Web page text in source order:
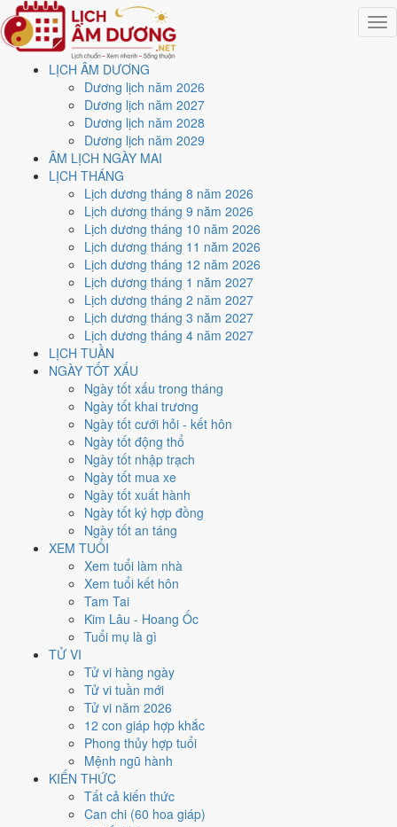
LỊCH ÂM DƯƠNG
Dương lịch năm 2026
Dương lịch năm 2027
Dương lịch năm 2028
Dương lịch năm 2029
ÂM LỊCH NGÀY MAI
LỊCH THÁNG
Lịch dương tháng 8 năm 2026
Lịch dương tháng 9 năm 2026
Lịch dương tháng 10 năm 2026
Lịch dương tháng 11 năm 2026
Lịch dương tháng 12 năm 2026
Lịch dương tháng 1 năm 2027
Lịch dương tháng 2 năm 2027
Lịch dương tháng 3 năm 2027
Lịch dương tháng 4 năm 2027
LỊCH TUẦN
NGÀY TỐT XẤU
Ngày tốt xấu trong tháng
Ngày tốt khai trương
Ngày tốt cưới hỏi - kết hôn
Ngày tốt động thổ
Ngày tốt nhập trạch
Ngày tốt mua xe
Ngày tốt xuất hành
Ngày tốt ký hợp đồng
Ngày tốt an táng
XEM TUỔI
Xem tuổi làm nhà
Xem tuổi kết hôn
Tam Tai
Kim Lâu - Hoang Ốc
Tuổi mụ là gì
TỬ VI
Tử vi hàng ngày
Tử vi tuần mới
Tử vi năm 2026
12 con giáp hợp khắc
Phong thủy hợp tuổi
Mệnh ngũ hành
KIẾN THỨC
Tất cả kiến thức
Can chi (60 hoa giáp)
Trang chủ
Lịch năm 2026
Tháng 8/2026
Ngày 7/8/2026 (Quý Sửu)
Xem ngày7/8/2026
lịch - Ngày 25/6 âm lịch
(Quý Sửu) tốt hay xấu?
Ngày 7/8/2026 dương lịch (Thứ Sáu) là ngày 25/6/2026 âm lịch
Quý Sửu- Chi khắc Can, Trực Phá, Sao Lâu, nạp âm Tang
Đố Mộc. Tổng hòa, đây là Ngày Đại Hungvới điểm trung bình
cho các việc quan trọng. Giờ Hoàng Đạo trong ngày:
Thân, Tuất, Hợi.
Ngày Dương
Tháng 8 năm 2026
Tháng 6 âm năm 2026
Tiết Lập Thu
Nhâm Tý
Bính Ngọ
Ngày Quý Sửu có TrựcPhá(ngày phá hoại - đại hung, kỵ trăm sự) và
Chu Tước hắc đạo. Điểm trung bình 7 việc chính chỉ
Ngày Đại Hung , tránh hẳn cưới hỏi, khai trương, động thổ.
Tỵ, Dậu, Týhợp ngày; tuổiMùi
Ngày 7/8/2026 chỉ đạt2.1/10
để thay thế, xem mục xử lý bên dưới.